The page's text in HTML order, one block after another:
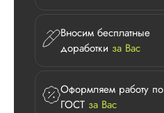
Вносим бесплатные
доработки за Вас
Оформляем работу по
ГОСТ за Вас